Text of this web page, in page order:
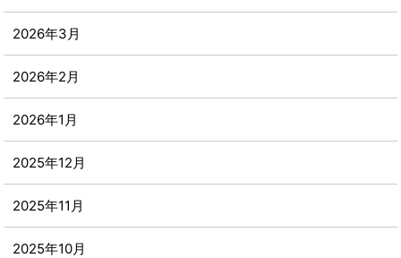
2026年3月
2026年2月
2026年1月
2025年12月
2025年11月
2025年10月